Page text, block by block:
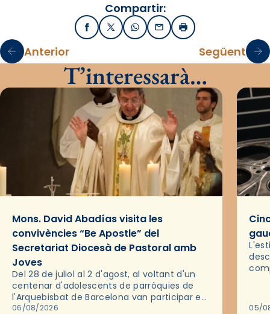
Compartir:
FacebookX / TwitterWhatsApp
EmailImprimir
Anterior Següent
T’interessarà…
Mons. David Abadías visita les
convivències “Be Apostle” del
Secretariat Diocesà de Pastoral amb
Joves
Del 28 de juliol al 2 d'agost, al voltant d'un
centenar d'adolescents de parròquies de
l'Arquebisbat de Barcelona van participar en
les convivències Be Apostle, organitzades
06/08/2026 05/